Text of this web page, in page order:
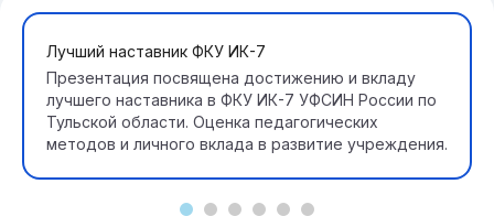
Лучший наставник ФКУ ИК-7
Презентация посвящена достижению и вкладу
лучшего наставника в ФКУ ИК-7 УФСИН России по
Тульской области. Оценка педагогических
методов и личного вклада в развитие учреждения.